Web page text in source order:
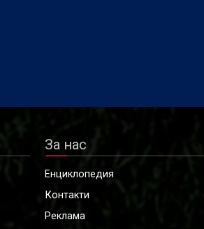
За нас
Енциклопедия
Контакти
Реклама